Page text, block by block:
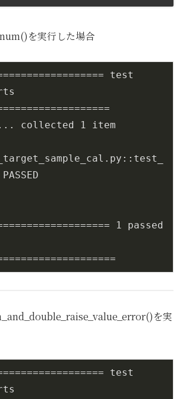
を実行した場合
test
collected 1 item
1 passed
を実
test